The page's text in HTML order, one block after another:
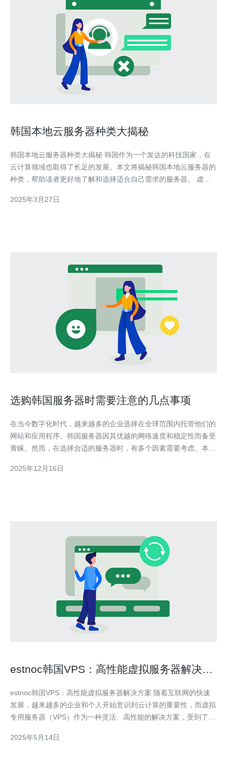
韩国本地云服务器种类大揭秘
韩国本地云服务器种类大揭秘 韩国作为一个发达的科技国家，在
云计算领域也取得了长足的发展。本文将揭秘韩国本地云服务器的
种类，帮助读者更好地了解和选择适合自己需求的服务器。 虚拟
全可靠的网络环境。韩
2025年3月27日
选购韩国服务器时需要注意的几点事项
在当今数字化时代，越来越多的企业选择在全球范围内托管他们的
网站和应用程序。韩国服务器因其优越的网络速度和稳定性而备受
青睐。然而，在选择合适的服务器时，有多个因素需要考虑。本文
智的选择。 如何评估韩国服务器的性能？ 服务器性能是选择过程
2025年12月16日
estnoc韩国VPS：高性能虚拟服务器解决方
estnoc韩国VPS：高性能虚拟服务器解决方案 随着互联网的快速
发展，越来越多的企业和个人开始意识到云计算的重要性，而虚拟
专用服务器（VPS）作为一种灵活、高性能的解决方案，受到了越
了韩国VPS，为用户提供高性能的虚拟服务器解决方案。 estnoc
2025年5月14日